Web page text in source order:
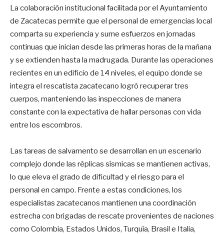
La colaboración institucional facilitada por el Ayuntamiento
de Zacatecas permite que el personal de emergencias local
comparta su experiencia y sume esfuerzos en jornadas
continuas que inician desde las primeras horas de la mañana
y se extienden hasta la madrugada. Durante las operaciones
recientes en un edificio de 14 niveles, el equipo donde se
integra el rescatista zacatecano logró recuperar tres
cuerpos, manteniendo las inspecciones de manera
constante con la expectativa de hallar personas con vida
entre los escombros.
Las tareas de salvamento se desarrollan en un escenario
complejo donde las réplicas sísmicas se mantienen activas,
lo que eleva el grado de dificultad y el riesgo para el
personal en campo. Frente a estas condiciones, los
especialistas zacatecanos mantienen una coordinación
estrecha con brigadas de rescate provenientes de naciones
como Colombia, Estados Unidos, Turquía, Brasil e Italia,